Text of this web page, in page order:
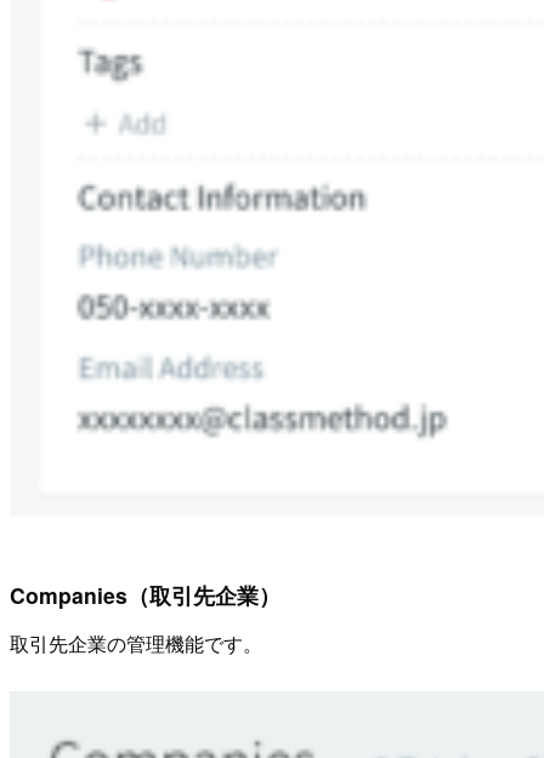
Companies（取引先企業）
取引先企業の管理機能です。